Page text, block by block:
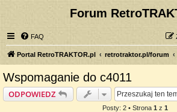
Forum
FAQ
Portal RetroTRAKTOR.pl retrotraktor.pl/forum
Wspomaganie do c4011
ODPOWIEDZ
Posty: 2 • Strona 1 z 1